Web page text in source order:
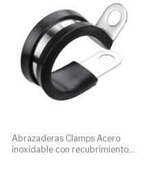
Abrazaderas Clamps Acero
inoxidable con recubrimiento